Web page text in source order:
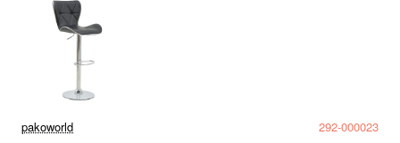
pakoworld 292-000023